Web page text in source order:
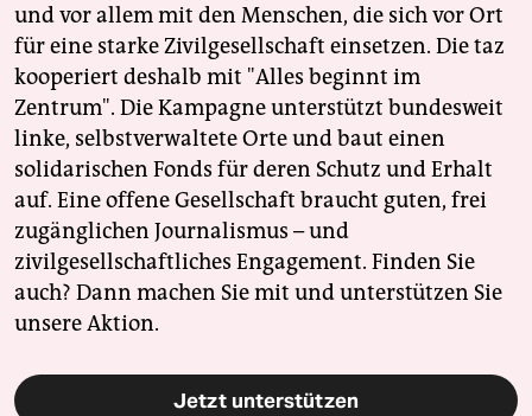
und vor allem mit den Menschen, die sich vor Ort
für eine starke Zivilgesellschaft einsetzen. Die taz
kooperiert deshalb mit "Alles beginnt im
Zentrum". Die Kampagne unterstützt bundesweit
linke, selbstverwaltete Orte und baut einen
solidarischen Fonds für deren Schutz und Erhalt
auf. Eine offene Gesellschaft braucht guten, frei
zugänglichen Journalismus – und
zivilgesellschaftliches Engagement. Finden Sie
auch? Dann machen Sie mit und unterstützen Sie
unsere Aktion.
Jetzt unterstützen